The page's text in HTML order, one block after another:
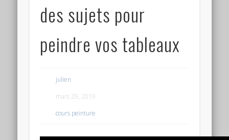
des sujets pour
peindre vos tableaux
julien
mars 29, 2019
cours peinture